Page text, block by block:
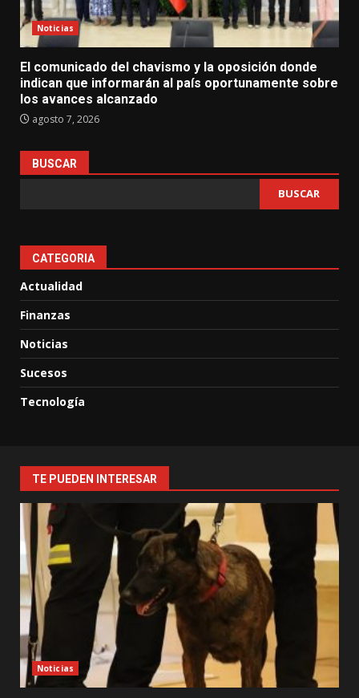
Noticias
El comunicado del chavismo y la oposición donde
indican que informarán al país oportunamente sobre
los avances alcanzado
agosto 7, 2026
BUSCAR
BUSCAR
CATEGORIA
Actualidad
Finanzas
Noticias
Sucesos
Tecnología
TE PUEDEN INTERESAR
Noticias